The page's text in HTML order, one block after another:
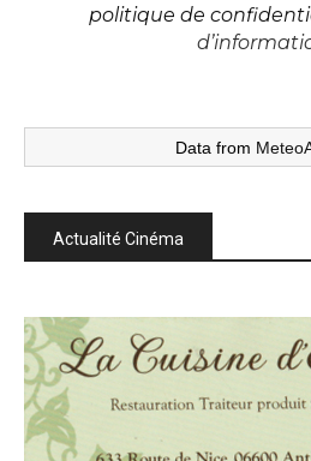
politique de
Data from
Actualité Cinéma